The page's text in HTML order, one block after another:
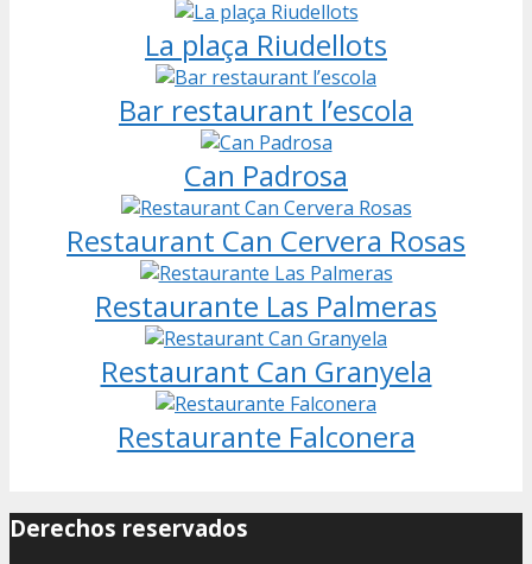
La plaça Riudellots
Bar restaurant l’escola
Can Padrosa
Restaurant Can Cervera Rosas
Restaurante Las Palmeras
Restaurant Can Granyela
Restaurante Falconera
Derechos reservados